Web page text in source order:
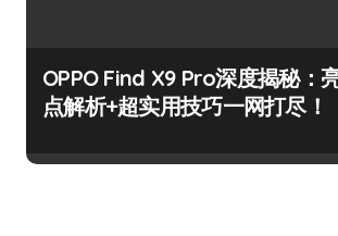
OPPO Find X9 Pro深度揭秘：
点解析+超实用技巧一网打尽！